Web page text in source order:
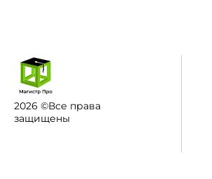
2026 ©Все права
защищены